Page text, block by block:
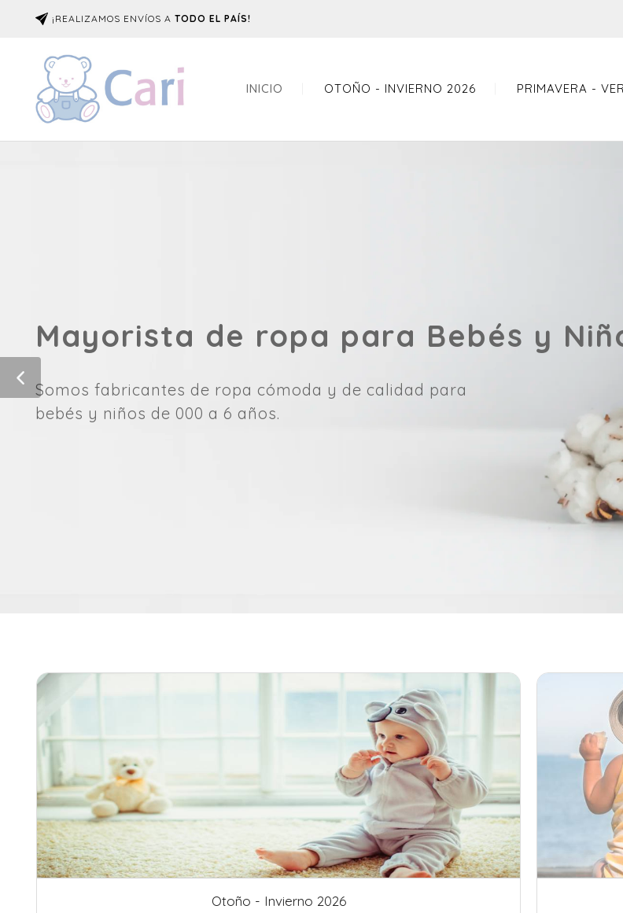
¡REALIZAMOS ENVÍOS A TODO EL PAÍS!
INICIO OTOÑO - INVIERNO 2026 PRIMAVERA -
Mayorista de ropa para Bebés y
Somos fabricantes de ropa cómoda y de calidad para
bebés y niños de 000 a 6 años.